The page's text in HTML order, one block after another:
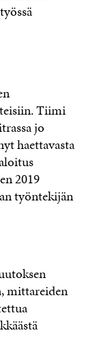
Tiimi
jo
haettavasta
2019
työntekijän
mittareiden